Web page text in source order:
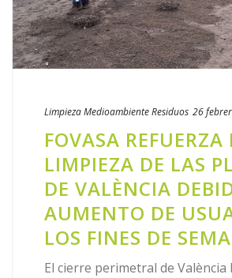
LimpiezaMedioambienteResiduos 26
FOVASA REFUERZA
LIMPIEZA DE LAS
DE VALÈNCIA
AUMENTO DE
LOS FINES DE
El cierre perimetral de València